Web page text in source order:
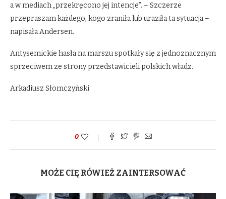
a w mediach „przekręcono jej intencje”. – Szczerze
przepraszam każdego, kogo zraniła lub uraziła ta sytuacja –
napisała Andersen.
Antysemickie hasła na marszu spotkały się z jednoznacznym
sprzeciwem ze strony przedstawicieli polskich władz.
Arkadiusz Słomczyński
0
MOŻE CIĘ RÓWIEŻ ZAINTERSOWAĆ